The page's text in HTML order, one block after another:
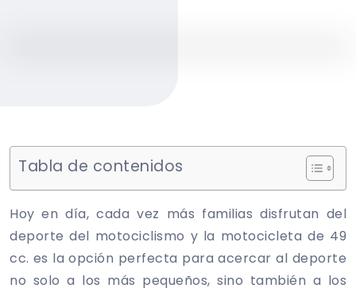
Tabla de contenidos
Hoy en día, cada vez más familias disfrutan del
deporte del motociclismo y la motocicleta de 49
cc. es la opción perfecta para acercar al deporte
no solo a los más pequeños, sino también a los